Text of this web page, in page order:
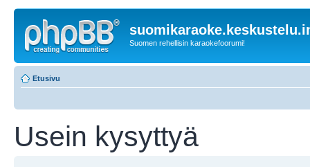
Suomen rehellisin karaokefoorumi!
Etusivu
Usein kysyttyä